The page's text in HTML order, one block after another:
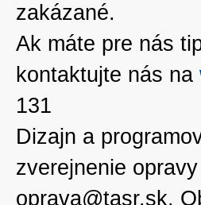
zakázané.
Ak máte pre nás
kontaktujte nás na
131
Dizajn a
zverejnenie
oprava@tasr.sk.